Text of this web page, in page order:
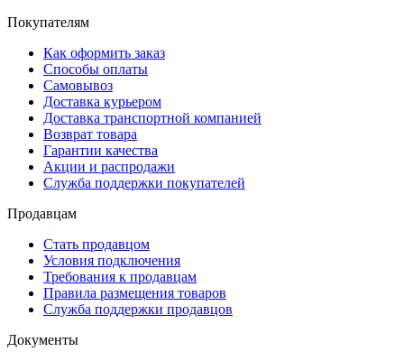
Покупателям
Как оформить заказ
Способы оплаты
Самовывоз
Доставка курьером
Доставка транспортной компанией
Возврат товара
Гарантии качества
Акции и распродажи
Служба поддержки покупателей
Продавцам
Стать продавцом
Условия подключения
Требования к продавцам
Правила размещения товаров
Служба поддержки продавцов
Документы